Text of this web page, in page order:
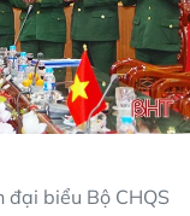
biểu Bộ CHQS